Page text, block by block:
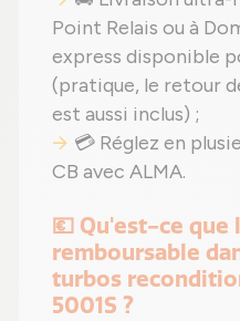
Point Relais ou à
express disponible
(pratique, le retour
est aussi inclus) ;
💳 Réglez en
CB avec ALMA.
💶 Qu'est-ce que
remboursable
turbos
5001S ?